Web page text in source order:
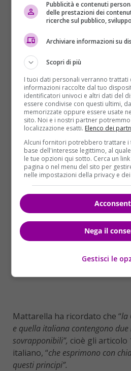
Secondo Mattarella va
green: “
significa, quindi, affidarsi
energetiche tradizionali,
lotta ai cambiamenti climatici. Il
riguardare l’innovazione, non
di approvvigionamento e
paradigma, serve avere
di testa che guida il
gruppo di coda rivolto ad
esaurimento. Occorre accelerare
Mattarella ha ricordato che “la
e quella italiana contengono
sovrapponibili”, cioè gli articolo
italiano, “che esprimono con
questi principi”.
Pubblicità e contenuti
delle prestazioni dei
ricerche sul pubblico,
Archiviare informazioni su
Scopri di più
I tuoi dati personali verranno trattati
informazioni raccolte dal tuo
identificatori univoci e altri dati del
essere condivise con questi ultimi,
memorizzate oppure essere usate
sito. Noi e i nostri partner
localizzazione esatti. Elenco dei
Alcuni fornitori potrebbero trattare i
base dell'interesse legittimo, al
le tue opzioni qui sotto. Cerca un
pagina o nel menu del sito per
nelle impostazioni della privacy e
Nega il
Gestisci le